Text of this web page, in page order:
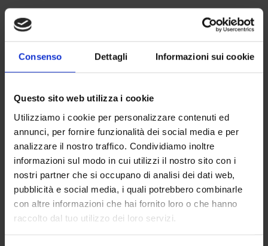
Consenso Dettagli Informazioni sui cookie
Questo sito web utilizza i cookie
Utilizziamo i cookie per personalizzare contenuti ed
annunci, per fornire funzionalità dei social media e per
analizzare il nostro traffico. Condividiamo inoltre
informazioni sul modo in cui utilizzi il nostro sito con i
nostri partner che si occupano di analisi dei dati web,
pubblicità e social media, i quali potrebbero combinarle
con altre informazioni che hai fornito loro o che hanno
raccolto dal tuo utilizzo dei loro servizi.